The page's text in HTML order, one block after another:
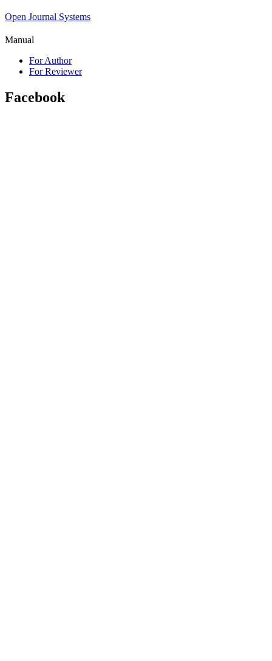
Open Journal Systems
Manual
For Author
For Reviewer
Facebook